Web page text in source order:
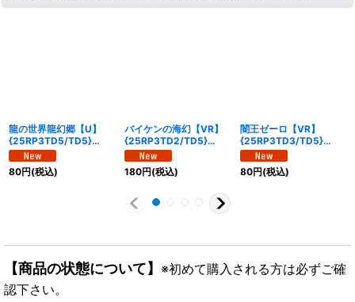
龍の世界龍幻郷【U】
{25RP3TD5/TD5}
《多》
80円(税込)
バイケンの海幻【VR】
{25RP3TD2/TD5}
《水》
180円(税込)
闇王ゼーロ【VR】
{25RP3TD3/TD5}
《闇》
80円(税込)
【商品の状態について】 ※初めて購入される方は必ずご確
認下さい。